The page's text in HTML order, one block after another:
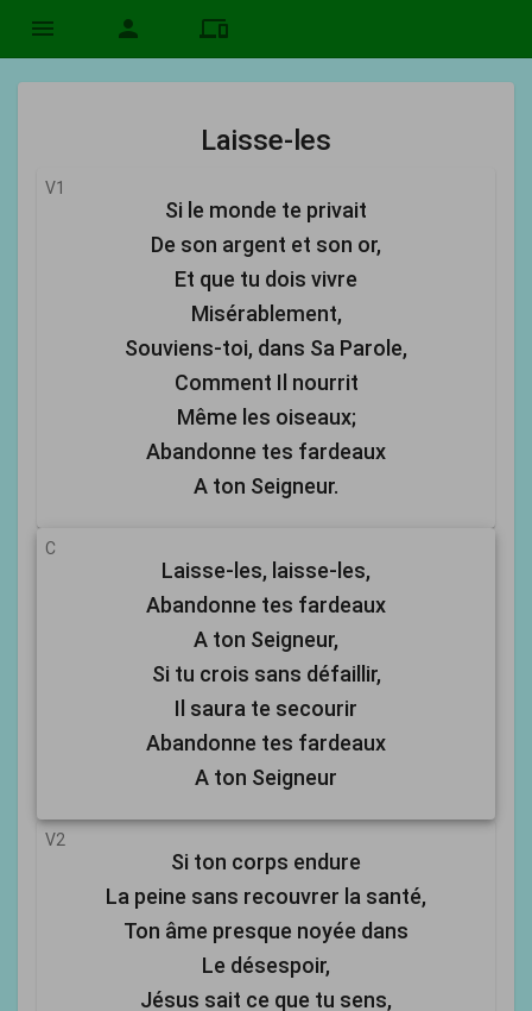
menu person devices
Laisse-les
V1
Si le monde te privait
De son argent et son or,
Et que tu dois vivre
Misérablement,
Souviens-toi, dans Sa Parole,
Comment Il nourrit
Même les oiseaux;
Abandonne tes fardeaux
A ton Seigneur.
C
Laisse-les, laisse-les,
Abandonne tes fardeaux
A ton Seigneur,
Si tu crois sans défaillir,
Il saura te secourir
Abandonne tes fardeaux
A ton Seigneur
V2
Si ton corps endure
La peine sans recouvrer la santé,
Ton âme presque noyée dans
Le désespoir,
Jésus sait ce que tu sens,